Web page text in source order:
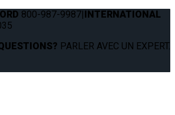
800-987-9987|INTERNATIONAL
PARLER AVEC UN EXPERT.